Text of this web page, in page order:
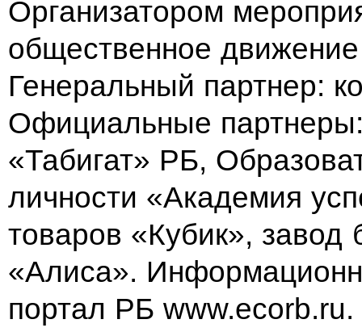
Организатором
общественное
Генеральный партнер:
Официальные
«Табигат» РБ,
личности «Академия
товаров «Кубик», завод
«Алиса».
портал РБ www.ecorb.ru.